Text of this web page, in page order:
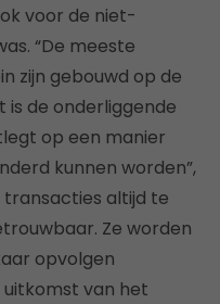
voor de niet-
“De meeste
zijn gebouwd op de
is de onderliggende
op een manier
kunnen worden”,
transacties altijd te
Ze worden
opvolgen
van het